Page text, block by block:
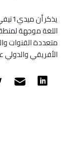
اللغة موجهة
متعددة القنوات
الأفريقي والدولي